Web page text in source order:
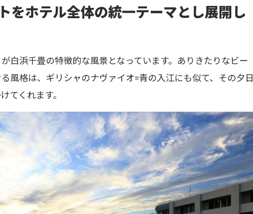
をホテル全体の統一テーマとし展開し
白浜千畳の特徴的な風景となっています。ありきたりなビー
風格は、ギリシャのナヴァイオ=青の入江にも似て、その夕日
てくれます。